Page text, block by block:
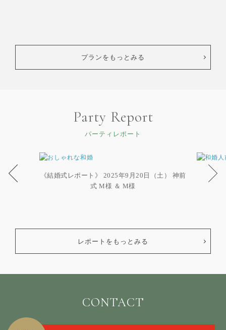
プランをもっとみる
Party Report
パーティレポート
《結婚式レポート》 2025年9月20日（土） 神前
式 M様 ＆ M様
レポートをもっとみる
CONTACT